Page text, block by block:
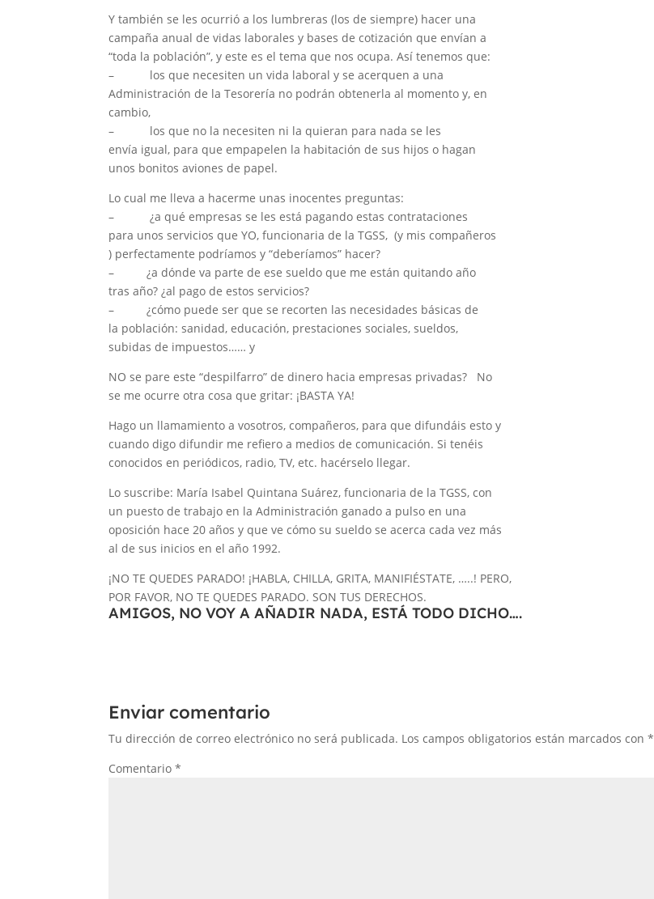
Y también se les ocurrió a los lumbreras (los de siempre) hacer una
campaña anual de vidas laborales y bases de cotización que envían a
“toda la población”, y este es el tema que nos ocupa. Así tenemos que:
– los que necesiten un vida laboral y se acerquen a una
Administración de la Tesorería no podrán obtenerla al momento y, en
cambio,
– los que no la necesiten ni la quieran para nada se les
envía igual, para que empapelen la habitación de sus hijos o hagan
unos bonitos aviones de papel.
Lo cual me lleva a hacerme unas inocentes preguntas:
– ¿a qué empresas se les está pagando estas contrataciones
para unos servicios que YO, funcionaria de la TGSS, (y mis compañeros
) perfectamente podríamos y “deberíamos” hacer?
– ¿a dónde va parte de ese sueldo que me están quitando año
tras año? ¿al pago de estos servicios?
– ¿cómo puede ser que se recorten las necesidades básicas de
la población: sanidad, educación, prestaciones sociales, sueldos,
subidas de impuestos…… y
NO se pare este “despilfarro” de dinero hacia empresas privadas? No
se me ocurre otra cosa que gritar: ¡BASTA YA!
Hago un llamamiento a vosotros, compañeros, para que difundáis esto y
cuando digo difundir me refiero a medios de comunicación. Si tenéis
conocidos en periódicos, radio, TV, etc. hacérselo llegar.
Lo suscribe: María Isabel Quintana Suárez, funcionaria de la TGSS, con
un puesto de trabajo en la Administración ganado a pulso en una
oposición hace 20 años y que ve cómo su sueldo se acerca cada vez más
al de sus inicios en el año 1992.
¡NO TE QUEDES PARADO! ¡HABLA, CHILLA, GRITA, MANIFIÉSTATE, …..! PERO,
POR FAVOR, NO TE QUEDES PARADO. SON TUS DERECHOS.
AMIGOS, NO VOY A AÑADIR NADA, ESTÁ TODO DICHO….
Enviar comentario
Tu dirección de correo electrónico no será publicada. Los campos obligatorios están marcados con*
Comentario*